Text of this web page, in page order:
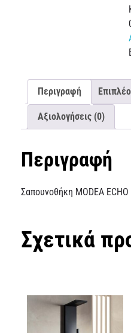
Περιγραφή
Αξιολογήσεις (0)
Περιγραφή
Σαπουνοθήκη MODEA
Σχετικά